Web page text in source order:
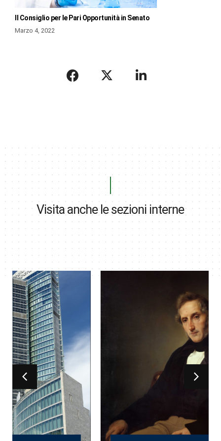
Il Consiglio per le Pari Opportunità in Senato
Marzo 4, 2022
Visita anche le sezioni interne